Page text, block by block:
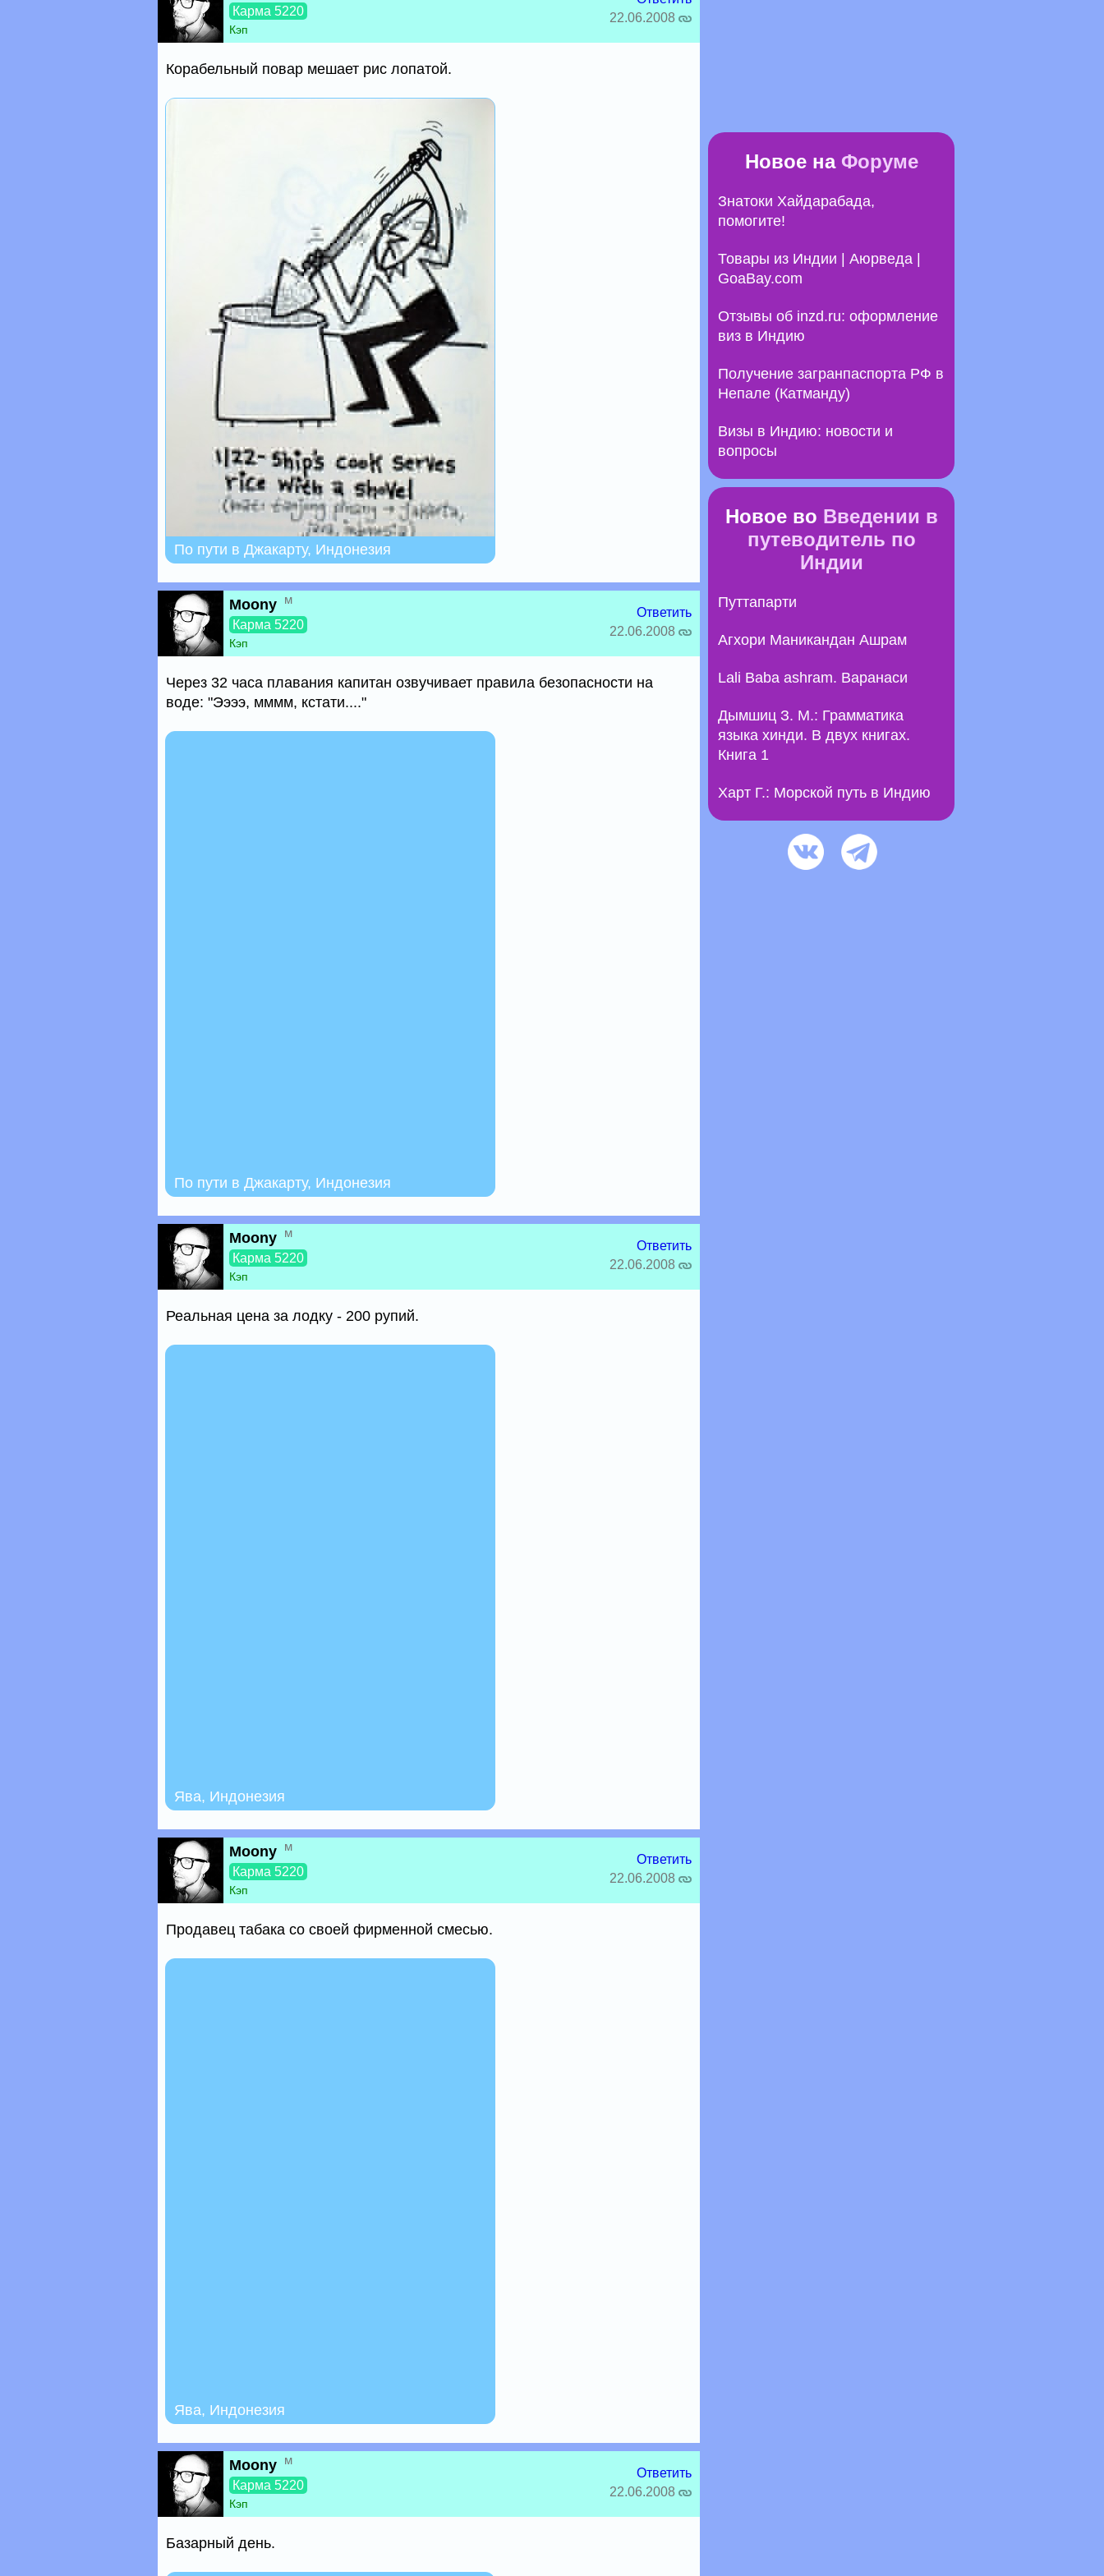
Карма 5220
Кэп
22.06.2008
Корабельный повар мешает рис лопатой.
По пути в Джакарту, Индонезия
Moony м
Карма 5220
Кэп
Ответить
22.06.2008
Через 32 часа плавания капитан озвучивает правила безопасности на
воде: "Ээээ, мммм, кстати...."
По пути в Джакарту, Индонезия
Moony м
Карма 5220
Кэп
Ответить
22.06.2008
Реальная цена за лодку - 200 рупий.
Ява, Индонезия
Moony м
Карма 5220
Кэп
Ответить
22.06.2008
Продавец табака со своей фирменной смесью.
Ява, Индонезия
Moony м
Карма 5220
Кэп
Ответить
22.06.2008
Базарный день.
Новое на Форуме
Знатоки Хайдарабада,
помогите!
Товары из Индии | Аюрведа |
GoaBay.com
Отзывы об inzd.ru: оформление
виз в Индию
Получение загранпаспорта РФ в
Непале (Катманду)
Визы в Индию: новости и
вопросы
Новое во Введении в
путеводитель по
Индии
Путтапарти
Агхори Маникандан Ашрам
Lali Baba ashram. Варанаси
Дымшиц З. М.: Грамматика
языка хинди. В двух книгах.
Книга 1
Харт Г.: Морской путь в Индию